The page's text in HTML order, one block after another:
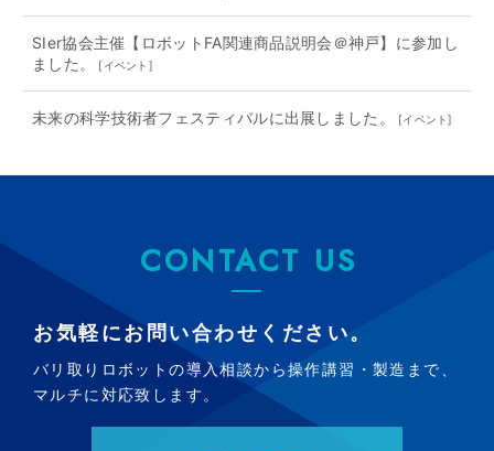
SIer協会主催【ロボットFA関連商品説明会＠神戸】に参加し
ました。
[イベント ]
未来の科学技術者フェスティバルに出展しました。 [イベント]
CONTACT US
お気軽にお問い合わせください。
バリ取りロボットの導入相談から操作講習・製造まで、
マルチに対応致します。